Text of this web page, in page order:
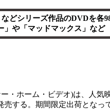
どシリーズ作品のDVDを各
」や「マッドマックス」など
・ホーム・ビデオ)は、人気
する。期間限定出荷となっ